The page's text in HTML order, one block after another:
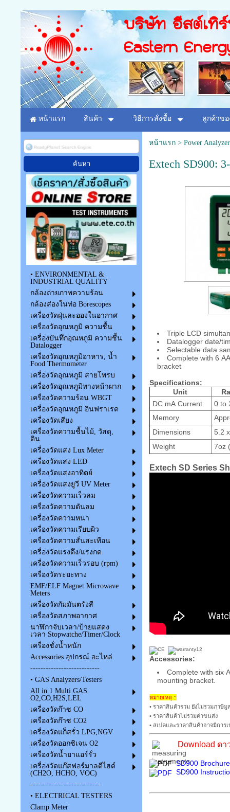
บริษัท อีสต์เทิ
Eastern
หน้าแรก สินค้า วิธีการสั่งซื้อ ลูกค้าขอ
• ENVIRONMENTAL &
INDUSTRIAL QUALITY
กล้องถ่ายภาพความร้อน
กล้องส่องในท่อ Borescopes
เครื่องวัดฝุ่นละอองในอากาศ
เครื่องวัดอุณหภูมิ ความชื้น
เครื่องบันทึกอุณหภูมิ ความชื้น
Datalogger
เครื่องวัดอุณหภูมิอาหาร, น้ำ
Food Thermometer
เครื่องวัดอุณหภูมิ สายโพรบ
เครื่องวัดอุณหภูมิทางหน้าผาก
เครื่องวัดความร้อน WBGT
เครื่องวัดอุณหภูมิ อินฟราเรด
เครื่องวัดเสียง
เครื่องวัดความชื้นไม้, วัสดุ,
ดิน
เครื่องวัดแสง Lux Meter
เครื่องวัดแสง LED
เครื่องวัดแสงอาทิตย์
เครื่องวัดแสงยูวี UV Meter
เครื่องวัดความเร็วลม
เครื่องวัดความดันลม
เครื่องวัดความหนา
เครื่องวัดความเรียบผิว
เครื่องวัดความสั่นสะเทือน
เครื่องวัดแรงดึง/แรงกด
เครื่องวัดความเร็วรอบ (rpm)
เครื่องวัดระยะทาง
EMF/ELF Magnet Microwave
Meters
เครื่องวัดกัมมันตรังสี
เครื่องวัดสภาพอากาศ
นาฬิกาจับเวลา/ป้ายแสดง
เวลา Stopwatche/Timer/Clock
เครื่องชั่งน้ำหนัก
Accessories อุปกรณ์ อะไหล่
---------------------------
• GAS Analyzers/Testers
All in 1 Multi GAS
O2,CO,H2S,LEL
เครื่องวัดก๊าซ CO
เครื่องวัดก๊าซ CO2
เครื่องวัดแก็สรั่ว LPG,NGV
เครื่องวัดออกซิเจน O2
เครื่องวัดน้ำยาแอร์รั่ว
เครื่องวัดแก๊สฟอร์มาลดีไฮด์
(CH2O, HCHO, VOC)
---------------------------
• ELECTRICAL TESTERS
Clamp Meter
หน้าแรก> Power
Extech SD900:
Triple LCD
Datalogger date/
Selectable data
Complete with 6
bracket
Specifications:
Unit
DC mA Current
0 to
Memory
Dimensions
5.2
Weight
7oz
Extech SD Series
Accessories:
Complete with six
mounting bracket.
หมายเหตุ ::
• ราคาสินค้ารวม ยังไม่รวมภาษีมู
• ราคาสินค้าไม่รวมค่าขนส่ง
• สเปคและราคาสินค้าอาจมีการ
Download ด
SD900
SD900